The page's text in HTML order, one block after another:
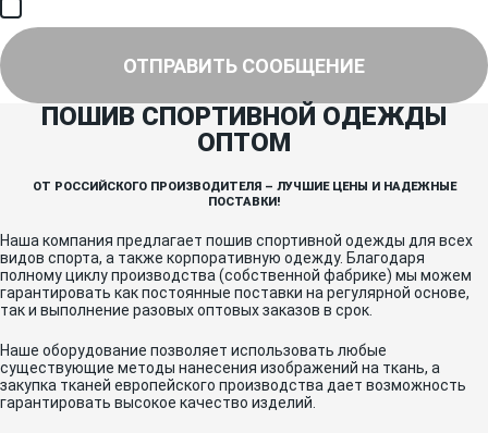
ОТПРАВИТЬ СООБЩЕНИЕ
ПОШИВ СПОРТИВНОЙ ОДЕЖДЫ
ОПТОМ
ОТ РОССИЙСКОГО ПРОИЗВОДИТЕЛЯ – ЛУЧШИЕ ЦЕНЫ И НАДЕЖНЫЕ
ПОСТАВКИ!
Наша компания предлагает пошив спортивной одежды для всех
видов спорта, а также корпоративную одежду. Благодаря
полному циклу производства (собственной фабрике) мы можем
гарантировать как постоянные поставки на регулярной основе,
так и выполнение разовых оптовых заказов в срок.
Наше оборудование позволяет использовать любые
существующие методы нанесения изображений на ткань, а
закупка тканей европейского производства дает возможность
гарантировать высокое качество изделий.